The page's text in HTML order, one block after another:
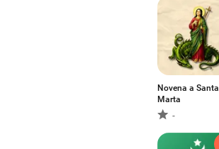
Novena a Santa
Marta
-